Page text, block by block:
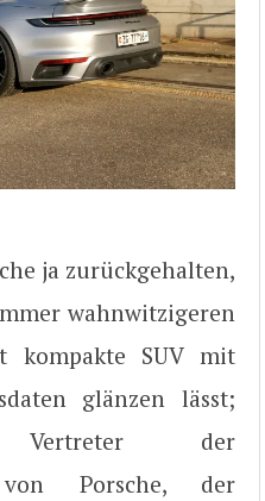
ja zurückgehalten,
wahnwitzigeren
kompakte SUV mit
glänzen lässt;
der
von Porsche, der